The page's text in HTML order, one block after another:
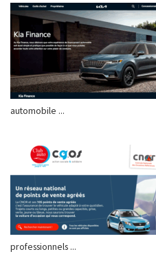
automobile ...
professionnels ...